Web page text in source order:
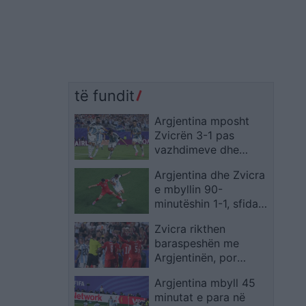
të fundit
Argjentina mposht
Zvicrën 3-1 pas
vazhdimeve dhe
ndaj Anglisë
Argjentina dhe Zvicra
e mbyllin 90-
minutëshin 1-1, sfida
vazhdime
Zvicra rikthen
baraspeshën me
Argjentinën, por
10 lojtarë
Argjentina mbyll 45
minutat e para në